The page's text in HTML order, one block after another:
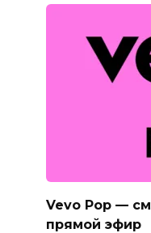
Vevo Pop —
прямой эфир